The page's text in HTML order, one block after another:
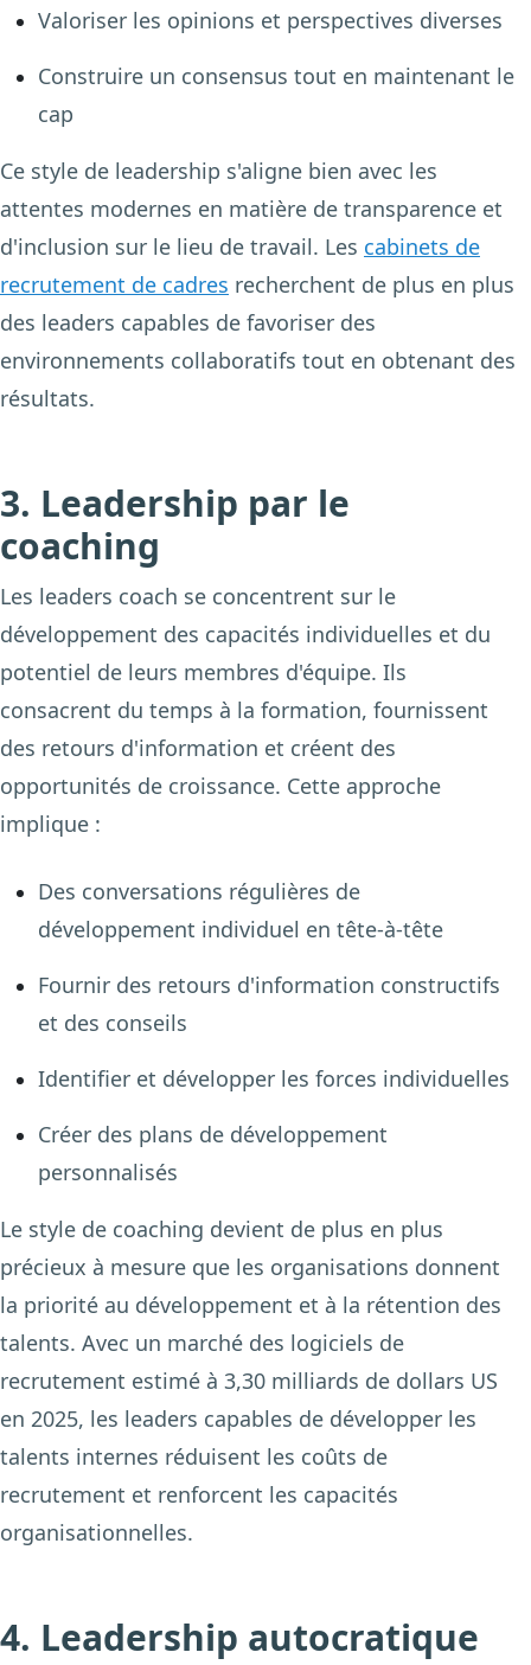
Valoriser les opinions et perspectives diverses
Construire un consensus tout en maintenant le
cap
Ce style de leadership s'aligne bien avec les
attentes modernes en matière de transparence et
d'inclusion sur le lieu de travail. Les cabinets de
recrutement de cadres recherchent de plus en plus
des leaders capables de favoriser des
environnements collaboratifs tout en obtenant des
résultats.
3. Leadership par le
coaching
Les leaders coach se concentrent sur le
développement des capacités individuelles et du
potentiel de leurs membres d'équipe. Ils
consacrent du temps à la formation, fournissent
des retours d'information et créent des
opportunités de croissance. Cette approche
implique :
Des conversations régulières de
développement individuel en tête-à-tête
Fournir des retours d'information constructifs
et des conseils
Identifier et développer les forces individuelles
Créer des plans de développement
personnalisés
Le style de coaching devient de plus en plus
précieux à mesure que les organisations donnent
la priorité au développement et à la rétention des
talents. Avec un marché des logiciels de
recrutement estimé à 3,30 milliards de dollars US
en 2025, les leaders capables de développer les
talents internes réduisent les coûts de
recrutement et renforcent les capacités
organisationnelles.
4. Leadership autocratique